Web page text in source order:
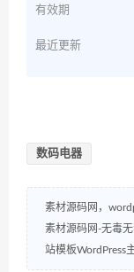
有效期
最近更新
数码电器
素材源码网，
素材源码网-无毒
站模板WordPress